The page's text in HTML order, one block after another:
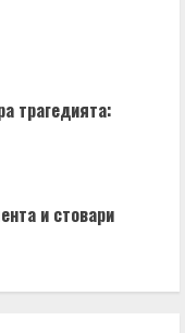
трагедията:
и стовари